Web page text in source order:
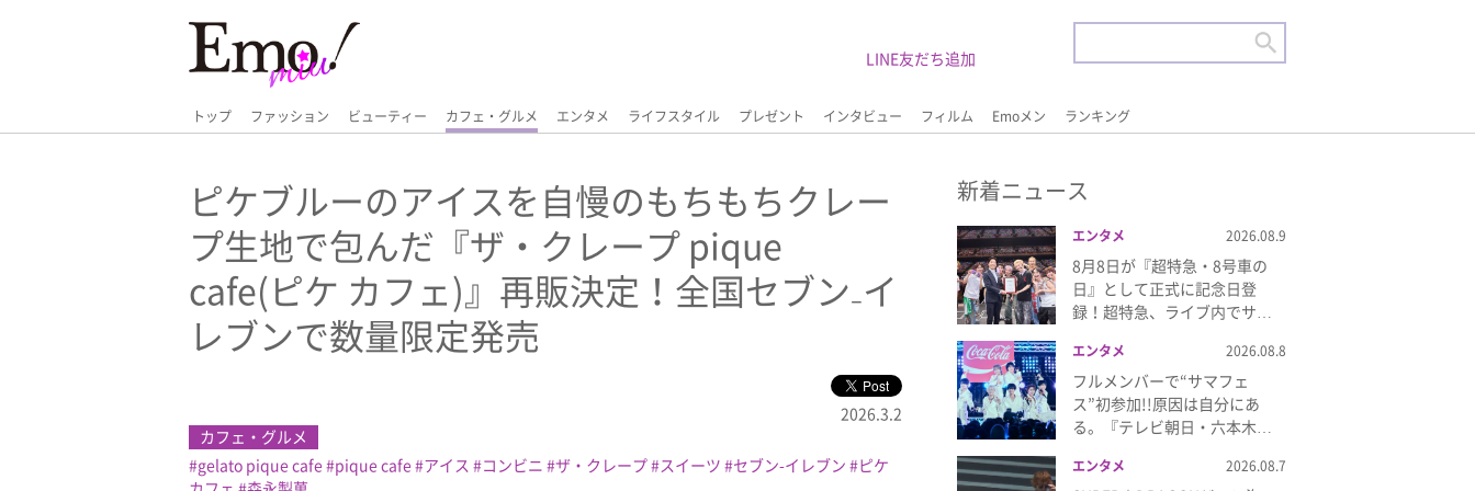
トップ ファッション ビューティー カフェ・グルメ エンタメ ライフスタイル プレゼント インタビュー フィルム Emoメン ランキング
LINE友だち追加
ピケブルーのアイスを自慢のもちもちクレー
プ生地で包んだ『ザ・クレープ pique
cafe(ピケ カフェ)』再販決定！全国セブン₋イ
レブンで数量限定発売
2026.3.2
カフェ・グルメ
gelato pique cafe pique cafe アイス コンビニ ザ・クレープ スイーツ セブン-イレブン
ピケ
新着ニュース
エンタメ 2026.08.9
8月8日が『超特急・8号車の
日』として正式に記念日登
録！超特急、ライブ内でサ…
エンタメ 2026.08.8
フルメンバーで“サマフェ
ス”初参加!!原因は自分にあ
る。『テレビ朝日・六本木…
エンタメ 2026.08.7